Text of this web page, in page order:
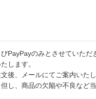
PayPayのみとさせていただ
します。
後、メールにてご案内いた
し、商品の欠陥や不良など